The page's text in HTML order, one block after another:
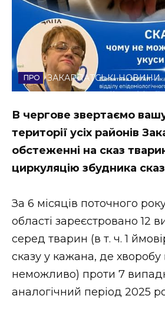
Стиль життя
Втрачений Ужгород
Втрачений Ужгород
ЗАКАРПАТСЬКІ
НОВИНИ ЗАХІДНОЇ
ФОТО
ВІДЕО
ЗАКАРПАТСЬКІ НОВИНИ
В чергове звертаємо
території усіх районів
обстеженні на сказ
циркуляцію збудника
За 6 місяців поточного
області зареєстровано 12
серед тварин (в т. ч. 1
сказу у кажана, де
неможливо) проти 7
аналогічний період 2025